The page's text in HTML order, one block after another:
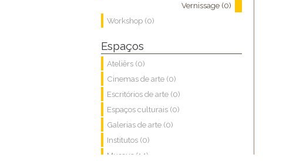
Vernissage (0)
Workshop (0)
Espaços
Ateliêrs (0)
Cinemas de arte (0)
Escritórios de arte (0)
Espaços culturais (0)
Galerias de arte (0)
Institutos (0)
Museus (14)